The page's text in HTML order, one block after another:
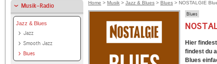
Musik-Radio
Jazz & Blues
Jazz
Smooth Jazz
Blues
Home > Musik > Jazz & Blues > Blues > NOSTALGIE
Blues
Hier
findest du
Blues